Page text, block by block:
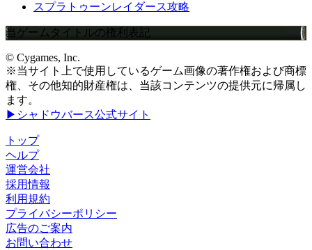
スプラトゥーンレイダース攻略
当ゲームタイトルの権利表記
© Cygames, Inc.
※当サイト上で使用しているゲーム画像の著作権および商標
権、その他知的財産権は、当該コンテンツの提供元に帰属し
ます。
▶シャドウバース公式サイト
トップ
ヘルプ
運営会社
採用情報
利用規約
プライバシーポリシー
広告のご案内
お問い合わせ